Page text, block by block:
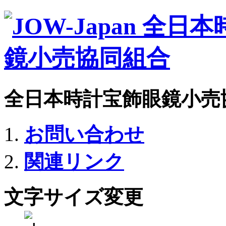
全日本時計宝飾眼鏡小
お問い合わせ
関連リンク
文字サイズ変更